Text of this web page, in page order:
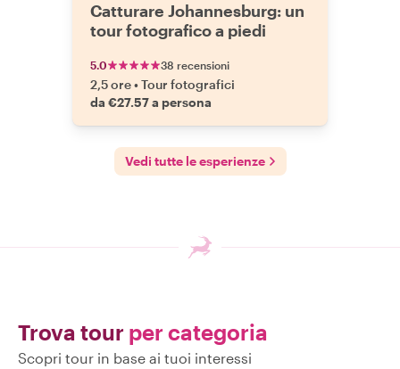
Catturare Johannesburg: un
tour fotografico a piedi
5.0 38 recensioni
2,5 ore•Tour fotografici
da €27.57 a persona
Vedi tutte le esperienze
Trova tour per categoria
Scopri tour in base ai tuoi interessi